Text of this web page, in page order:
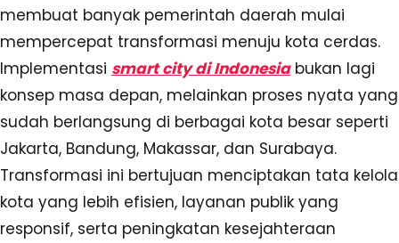
membuat banyak pemerintah daerah mulai
mempercepat transformasi menuju kota cerdas.
Implementasi smart city di Indonesiabukan lagi
konsep masa depan, melainkan proses nyata yang
sudah berlangsung di berbagai kota besar seperti
Jakarta, Bandung, Makassar, dan Surabaya.
Transformasi ini bertujuan menciptakan tata kelola
kota yang lebih efisien, layanan publik yang
responsif, serta peningkatan kesejahteraan